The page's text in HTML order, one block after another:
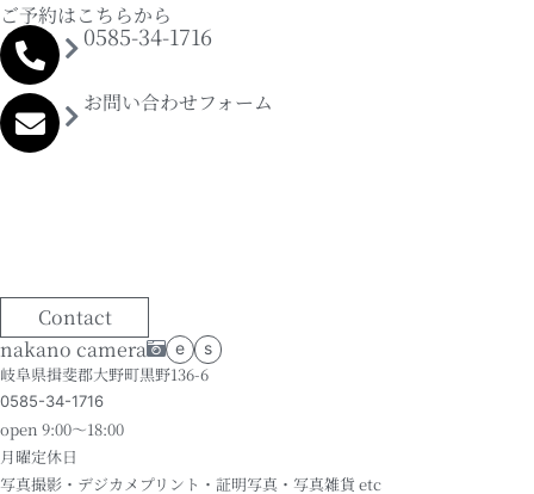
0585-34-1716
ご予約はこちらから
お問い合わせフォーム
Contact
nakano camera
e s
岐阜県揖斐郡大野町黒野136-6
0585-34-1716
open 9:00～18:00
月曜定休日
写真撮影・デジカメプリント・証明写真・写真雑貨 etc